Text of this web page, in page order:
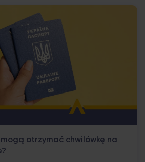
otrzymać chwilówkę na